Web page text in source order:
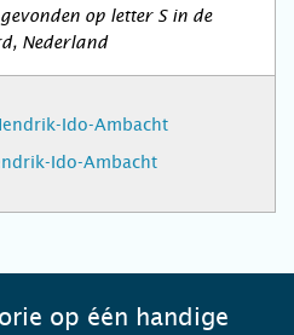
op letter S in de
Nederland
Ido-Ambacht
Ido-Ambacht
op één handige